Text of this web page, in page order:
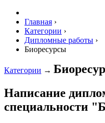
Главная ›
Категории ›
Дипломные работы ›
Биоресурсы
Категории →
Написание
специальности